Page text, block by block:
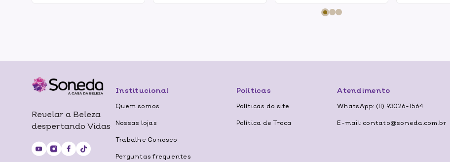
Revelar a Beleza
despertando Vidas
Institucional
Quem somos
Nossas lojas
Trabalhe Conosco
Perguntas frequentes
Políticas
Políticas do site
Política de Troca
Atendimento
WhatsApp: (11) 93026-1564
E-mail: contato@soneda.com.br